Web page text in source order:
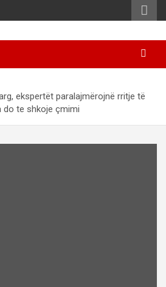
ekspertët paralajmërojnë rritje të
te shkoje çmimi